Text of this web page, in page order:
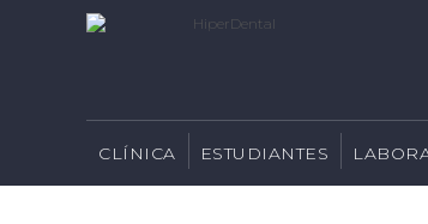
CLÍNICA ESTUDIANTES